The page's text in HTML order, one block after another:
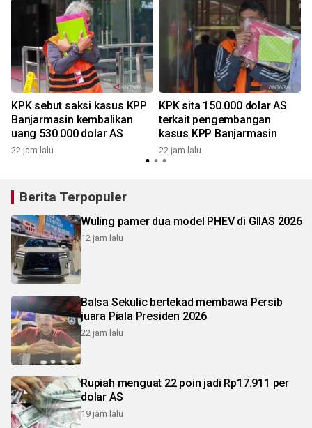
KPK sebut saksi kasus KPP
Banjarmasin kembalikan
uang 530.000 dolar AS
22 jam lalu
KPK sita 150.000 dolar AS
terkait pengembangan
kasus KPP Banjarmasin
22 jam lalu
Berita Terpopuler
Wuling pamer dua model PHEV di GIIAS 2026
12 jam lalu
Balsa Sekulic bertekad membawa Persib
juara Piala Presiden 2026
22 jam lalu
Rupiah menguat 22 poin jadi Rp17.911 per
dolar AS
19 jam lalu